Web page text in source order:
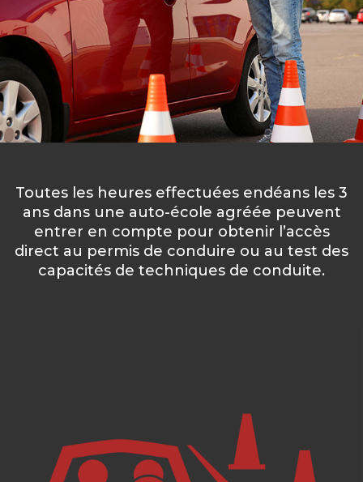
Toutes les heures effectuées endéans les 3
ans dans une auto-école agréée peuvent
entrer en compte pour obtenir l’accès
direct au permis de conduire ou au test des
capacités de techniques de conduite.